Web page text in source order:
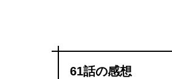
61話の感想